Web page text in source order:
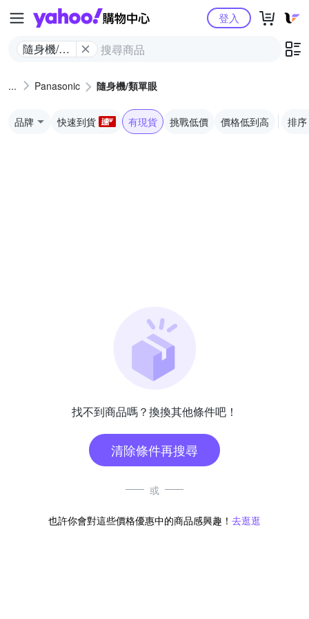
Yahoo購物中心
隨身機/類
登入
Panasonic 隨身機/類單眼
品牌 快速到貨 有現貨 挑戰低價 價格低到高 排序
找不到商品嗎？換換其他條件吧！
清除條件再搜尋
或
也許你會對這些價格優惠中的商品感興趣！ 去逛逛